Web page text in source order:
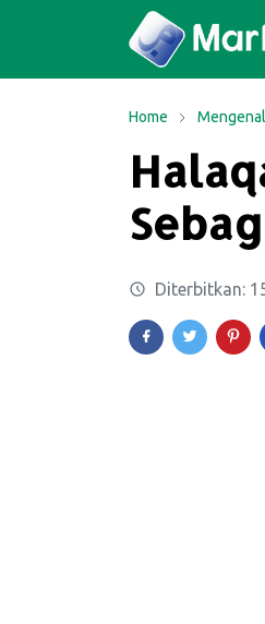
Home
Diterbitkan: